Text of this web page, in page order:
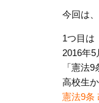
今回は
1つ目は
2016年5
「憲法
高校生
憲法9条